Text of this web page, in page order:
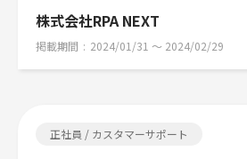
株式会社RPA NEXT
掲載期間 2024/01/31 〜 2024/02/29
正社員 / カスタマーサポート